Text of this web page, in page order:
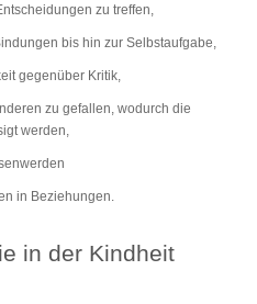
zu treffen,
bis hin zur Selbstaufgabe,
gegenüber Kritik,
zu gefallen, wodurch die
werden,
in Beziehungen.
in der Kindheit